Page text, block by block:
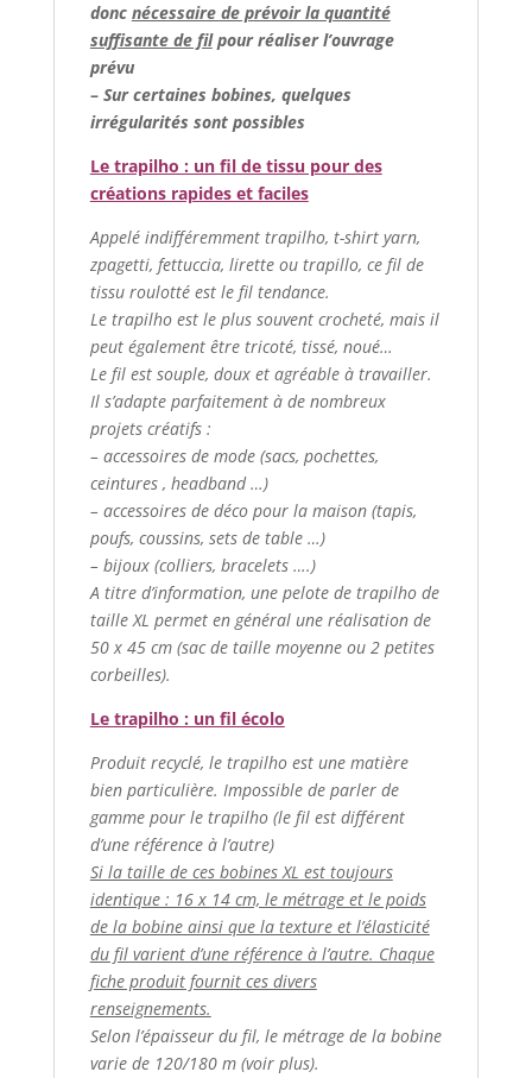
donc nécessaire de prévoir la quantité
suffisante de filpour réaliser l’ouvrage
prévu
– Sur certaines bobines, quelques
irrégularités sont possibles
Le trapilho : un fil de tissu pour des
créations rapides et faciles
Appelé indifféremment trapilho, t-shirt yarn,
zpagetti, fettuccia, lirette ou trapillo, ce fil de
tissu roulotté est le fil tendance.
Le trapilho est le plus souvent crocheté, mais il
peut également être tricoté, tissé, noué…
Le fil est souple, doux et agréable à travailler.
Il s’adapte parfaitement à de nombreux
projets créatifs :
– accessoires de mode (sacs, pochettes,
ceintures , headband …)
– accessoires de déco pour la maison (tapis,
poufs, coussins, sets de table …)
– bijoux (colliers, bracelets ….)
A titre d’information, une pelote de trapilho de
taille XL permet en général une réalisation de
50 x 45 cm (sac de taille moyenne ou 2 petites
corbeilles).
Le trapilho : un fil écolo
Produit recyclé, le trapilho est une matière
bien particulière. Impossible de parler de
gamme pour le trapilho (le fil est différent
d’une référence à l’autre)
Si la taille de ces bobines XL est toujours
identique : 16 x 14 cm, le métrage et le poids
de la bobine ainsi que la texture et l’élasticité
du fil varient d’une référence à l’autre. Chaque
fiche produit fournit ces divers
renseignements.
Selon l’épaisseur du fil, le métrage de la bobine
varie de 120/180 m (voir plus).